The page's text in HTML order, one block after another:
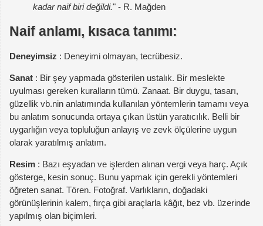
kadar naif biri değildi." - R. Mağden
Naif anlamı, kısaca tanımı:
Deneyimsiz : Deneyimi olmayan, tecrübesiz.
Sanat : Bir şey yapmada gösterilen ustalık. Bir meslekte
uyulması gereken kuralların tümü. Zanaat. Bir duygu, tasarı,
güzellik vb.nin anlatımında kullanılan yöntemlerin tamamı veya
bu anlatım sonucunda ortaya çıkan üstün yaratıcılık. Belli bir
uygarlığın veya topluluğun anlayış ve zevk ölçülerine uygun
olarak yaratılmış anlatım.
Resim : Bazı eşyadan ve işlerden alınan vergi veya harç. Açık
gösterge, kesin sonuç. Bunu yapmak için gerekli yöntemleri
öğreten sanat. Tören. Fotoğraf. Varlıkların, doğadaki
görünüşlerinin kalem, fırça gibi araçlarla kâğıt, bez vb. üzerinde
yapılmış olan biçimleri.